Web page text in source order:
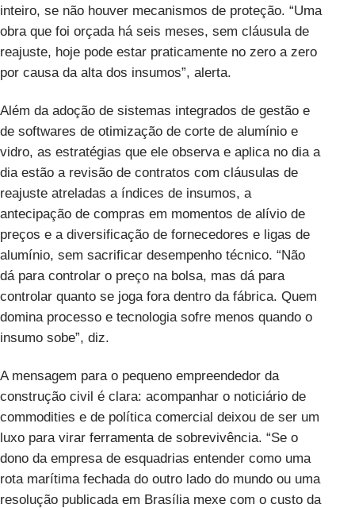
inteiro, se não houver mecanismos de proteção. “Uma
obra que foi orçada há seis meses, sem cláusula de
reajuste, hoje pode estar praticamente no zero a zero
por causa da alta dos insumos”, alerta.
Além da adoção de sistemas integrados de gestão e
de softwares de otimização de corte de alumínio e
vidro, as estratégias que ele observa e aplica no dia a
dia estão a revisão de contratos com cláusulas de
reajuste atreladas a índices de insumos, a
antecipação de compras em momentos de alívio de
preços e a diversificação de fornecedores e ligas de
alumínio, sem sacrificar desempenho técnico. “Não
dá para controlar o preço na bolsa, mas dá para
controlar quanto se joga fora dentro da fábrica. Quem
domina processo e tecnologia sofre menos quando o
insumo sobe”, diz.
A mensagem para o pequeno empreendedor da
construção civil é clara: acompanhar o noticiário de
commodities e de política comercial deixou de ser um
luxo para virar ferramenta de sobrevivência. “Se o
dono da empresa de esquadrias entender como uma
rota marítima fechada do outro lado do mundo ou uma
resolução publicada em Brasília mexe com o custo da